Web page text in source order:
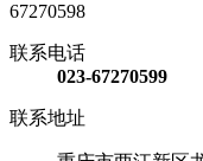
67270598
联系电话
023-67270599
联系地址